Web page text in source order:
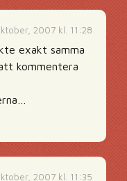
2007 kl. 11:28
exakt samma
kommentera
2007 kl. 11:35